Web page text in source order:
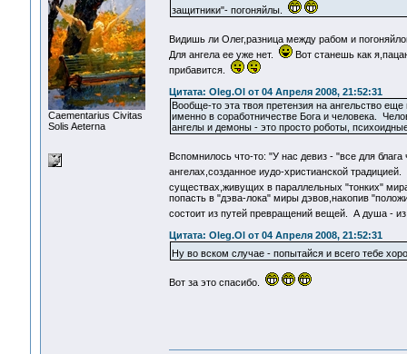
Сaementarius Civitas
Solis Aeterna
защитники"- погоняйлы.
Видишь ли Олег,разница между рабом и
Для ангела ее уже нет.
Вот станешь как
прибавится.
Цитата: Oleg.Ol от 04 Апреля 2008, 21:52:31
Вообще-то эта твоя претензия на ангельство
именно в соработничестве Бога и человека.
ангелы и демоны - это просто роботы,
Вспомнилось что-то: "У нас девиз - "все для
ангелах,созданное иудо-христианской традицией.
существах,живущих в параллельных "тонких"
попасть в "дэва-лока" миры дэвов,накопив
состоит из путей превращений вещей. А душа -
Цитата: Oleg.Ol от 04 Апреля 2008, 21:52:31
Ну во вском случае - попытайся и всего тебе
Вот за это спасибо.